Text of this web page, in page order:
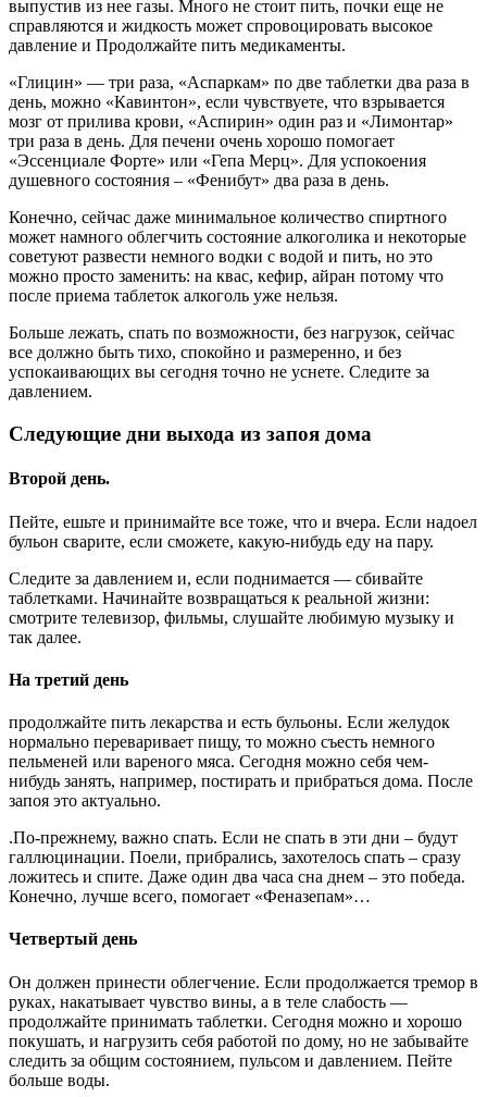
выпустив из нее газы. Много не стоит пить, почки еще не
справляются и жидкость может спровоцировать высокое
давление и Продолжайте пить медикаменты.
«Глицин» — три раза, «Аспаркам» по две таблетки два раза в
день, можно «Кавинтон», если чувствуете, что взрывается
мозг от прилива крови, «Аспирин» один раз и «Лимонтар»
три раза в день. Для печени очень хорошо помогает
«Эссенциале Форте» или «Гепа Мерц». Для успокоения
душевного состояния – «Фенибут» два раза в день.
Конечно, сейчас даже минимальное количество спиртного
может намного облегчить состояние алкоголика и некоторые
советуют развести немного водки с водой и пить, но это
можно просто заменить: на квас, кефир, айран потому что
после приема таблеток алкоголь уже нельзя.
Больше лежать, спать по возможности, без нагрузок, сейчас
все должно быть тихо, спокойно и размеренно, и без
успокаивающих вы сегодня точно не уснете. Следите за
давлением.
Следующие дни выхода из запоя дома
Второй день.
Пейте, ешьте и принимайте все тоже, что и вчера. Если надоел
бульон сварите, если сможете, какую-нибудь еду на пару.
Следите за давлением и, если поднимается — сбивайте
таблетками. Начинайте возвращаться к реальной жизни:
смотрите телевизор, фильмы, слушайте любимую музыку и
так далее.
На третий день
продолжайте пить лекарства и есть бульоны. Если желудок
нормально переваривает пищу, то можно съесть немного
пельменей или вареного мяса. Сегодня можно себя чем-
нибудь занять, например, постирать и прибраться дома. После
запоя это актуально.
.По-прежнему, важно спать. Если не спать в эти дни – будут
галлюцинации. Поели, прибрались, захотелось спать – сразу
ложитесь и спите. Даже один два часа сна днем – это победа.
Конечно, лучше всего, помогает «Феназепам»…
Четвертый день
Он должен принести облегчение. Если продолжается тремор в
руках, накатывает чувство вины, а в теле слабость —
продолжайте принимать таблетки. Сегодня можно и хорошо
покушать, и нагрузить себя работой по дому, но не забывайте
следить за общим состоянием, пульсом и давлением. Пейте
больше воды.